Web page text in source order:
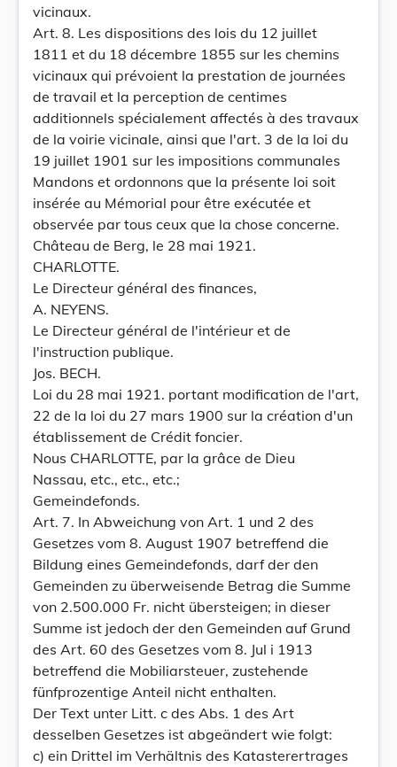
vicinaux.
Art. 8. Les dispositions des lois du 12 juillet
1811 et du 18 décembre 1855 sur les chemins
vicinaux qui prévoient la prestation de journées
de travail et la perception de centimes
additionnels spécialement affectés à des travaux
de la voirie vicinale, ainsi que l'art. 3 de la loi du
19 juillet 1901 sur les impositions communales
Mandons et ordonnons que la présente loi soit
insérée au Mémorial pour être exécutée et
observée par tous ceux que la chose concerne.
Château de Berg, le 28 mai 1921.
CHARLOTTE.
Le Directeur général des finances,
A. NEYENS.
Le Directeur général de l'intérieur et de
l'instruction publique.
Jos. BECH.
Loi du 28 mai 1921. portant modification de l'art,
22 de la loi du 27 mars 1900 sur la création d'un
établissement de Crédit foncier.
Nous CHARLOTTE, par la grâce de Dieu
Nassau, etc., etc., etc.;
Gemeindefonds.
Art. 7. In Abweichung von Art. 1 und 2 des
Gesetzes vom 8. August 1907 betreffend die
Bildung eines Gemeindefonds, darf der den
Gemeinden zu überweisende Betrag die Summe
von 2.500.000 Fr. nicht übersteigen; in dieser
Summe ist jedoch der den Gemeinden auf Grund
des Art. 60 des Gesetzes vom 8. Jul i 1913
betreffend die Mobiliarsteuer, zustehende
fünfprozentige Anteil nicht enthalten.
Der Text unter Litt. c des Abs. 1 des Art
desselben Gesetzes ist abgeändert wie folgt:
c) ein Drittel im Verhältnis des Katasterertrages